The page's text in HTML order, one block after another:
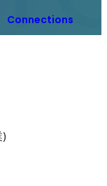
Connections